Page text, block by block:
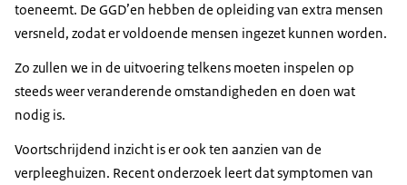
toeneemt. De GGD’en hebben de opleiding van extra mensen
versneld, zodat er voldoende mensen ingezet kunnen worden.
Zo zullen we in de uitvoering telkens moeten inspelen op
steeds weer veranderende omstandigheden en doen wat
nodig is.
Voortschrijdend inzicht is er ook ten aanzien van de
verpleeghuizen. Recent onderzoek leert dat symptomen van